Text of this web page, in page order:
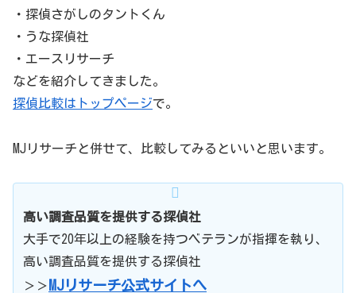
・探偵さがしのタントくん
・うな探偵社
・エースリサーチ
などを紹介してきました。
探偵比較はトップページで。
MJリサーチと併せて、比較してみるといいと思います。
高い調査品質を提供する探偵社
大手で20年以上の経験を持つベテランが指揮を執り、
高い調査品質を提供する探偵社
＞＞ MJリサーチ公式サイトへ